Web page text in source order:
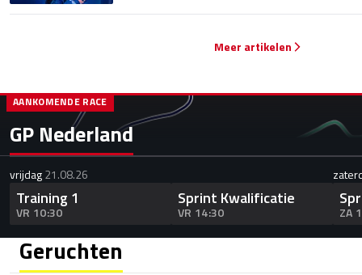
Meer artikelen
GP Nederland
AANKOMENDE RACE
vrijdag21.08.26
Training 1
VR 10:30
Sprint Kwalificatie
VR 14:30 ZA
Geruchten